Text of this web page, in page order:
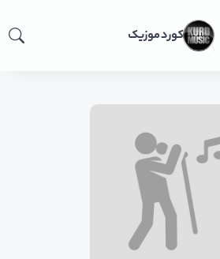
کورد موزیک